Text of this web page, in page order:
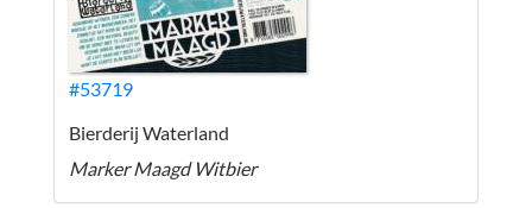
#53719
Bierderij Waterland
Marker Maagd Witbier